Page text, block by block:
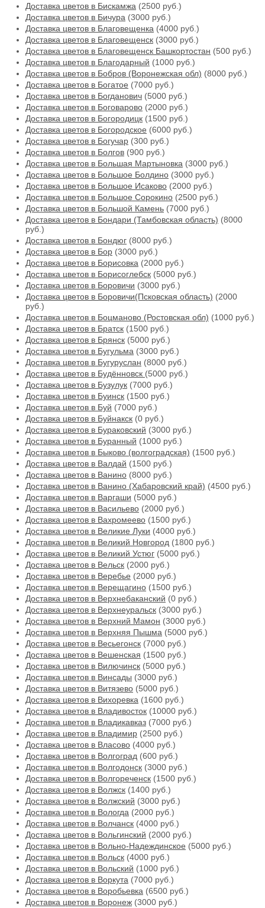
Доставка цветов в Бискамжа (2500 руб.)
Доставка цветов в Бичура (3000 руб.)
Доставка цветов в Благовещенка (4000 руб.)
Доставка цветов в Благовещенск (3000 руб.)
Доставка цветов в Благовещенск Башкортостан (500 руб.)
Доставка цветов в Благодарный (1000 руб.)
Доставка цветов в Бобров (Воронежская обл) (8000 руб.)
Доставка цветов в Богатое (7000 руб.)
Доставка цветов в Богданович (5000 руб.)
Доставка цветов в Боговарово (2000 руб.)
Доставка цветов в Богородицк (1500 руб.)
Доставка цветов в Богородское (6000 руб.)
Доставка цветов в Богучар (300 руб.)
Доставка цветов в Болгов (900 руб.)
Доставка цветов в Большая Мартыновка (3000 руб.)
Доставка цветов в Большое Болдино (3000 руб.)
Доставка цветов в Большое Исаково (2000 руб.)
Доставка цветов в Большое Сорокино (2500 руб.)
Доставка цветов в Большой Камень (7000 руб.)
Доставка цветов в Бондари (Тамбовская область) (8000
руб.)
Доставка цветов в Бондюг (8000 руб.)
Доставка цветов в Бор (3000 руб.)
Доставка цветов в Борисовка (2000 руб.)
Доставка цветов в Борисоглебск (5000 руб.)
Доставка цветов в Боровичи (3000 руб.)
Доставка цветов в Боровичи(Псковская область) (2000
руб.)
Доставка цветов в Боцманово (Ростовская обл) (1000 руб.)
Доставка цветов в Братск (1500 руб.)
Доставка цветов в Брянск (5000 руб.)
Доставка цветов в Бугульма (3000 руб.)
Доставка цветов в Бугуруслан (8000 руб.)
Доставка цветов в Будённовск (5000 руб.)
Доставка цветов в Бузулук (7000 руб.)
Доставка цветов в Буинск (1500 руб.)
Доставка цветов в Буй (7000 руб.)
Доставка цветов в Буйнакск (0 руб.)
Доставка цветов в Бураковский (3000 руб.)
Доставка цветов в Буранный (1000 руб.)
Доставка цветов в Быково (волгоградская) (1500 руб.)
Доставка цветов в Валдай (1500 руб.)
Доставка цветов в Ванино (8000 руб.)
Доставка цветов в Ванино (Хабаровский край) (4500 руб.)
Доставка цветов в Варгаши (5000 руб.)
Доставка цветов в Васильево (2000 руб.)
Доставка цветов в Вахромеево (1500 руб.)
Доставка цветов в Великие Луки (4000 руб.)
Доставка цветов в Великий Новгород (1800 руб.)
Доставка цветов в Великий Устюг (5000 руб.)
Доставка цветов в Вельск (2000 руб.)
Доставка цветов в Веребье (2000 руб.)
Доставка цветов в Верещагино (1500 руб.)
Доставка цветов в Верхнебаканский (0 руб.)
Доставка цветов в Верхнеуральск (3000 руб.)
Доставка цветов в Верхний Мамон (3000 руб.)
Доставка цветов в Верхняя Пышма (5000 руб.)
Доставка цветов в Весьегонск (7000 руб.)
Доставка цветов в Вешенская (1500 руб.)
Доставка цветов в Вилючинск (5000 руб.)
Доставка цветов в Винсады (3000 руб.)
Доставка цветов в Витязево (5000 руб.)
Доставка цветов в Вихоревка (1600 руб.)
Доставка цветов в Владивосток (10000 руб.)
Доставка цветов в Владикавказ (7000 руб.)
Доставка цветов в Владимир (2500 руб.)
Доставка цветов в Власово (4000 руб.)
Доставка цветов в Волгоград (600 руб.)
Доставка цветов в Волгодонск (3000 руб.)
Доставка цветов в Волгореченск (1500 руб.)
Доставка цветов в Волжск (1400 руб.)
Доставка цветов в Волжский (3000 руб.)
Доставка цветов в Вологда (2000 руб.)
Доставка цветов в Волчанск (4000 руб.)
Доставка цветов в Вольгинский (2000 руб.)
Доставка цветов в Вольно-Надеждинское (5000 руб.)
Доставка цветов в Вольск (4000 руб.)
Доставка цветов в Вольский (1000 руб.)
Доставка цветов в Воркута (7000 руб.)
Доставка цветов в Воробьевка (6500 руб.)
Доставка цветов в Воронеж (3000 руб.)